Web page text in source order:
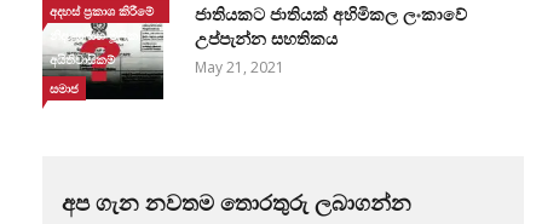
අදහස් ප්‍රකාශ කිරීමේ
නිදහස සහ මූලික
අයිතිවාසිකම්
සමාජ
ජාතියකට ජාතියක් අහිමිකල ලංකාවේ
උප්පැන්න සහතිකය
May 21, 2021
අප ගැන නවතම තොරතුරු ලබාගන්න